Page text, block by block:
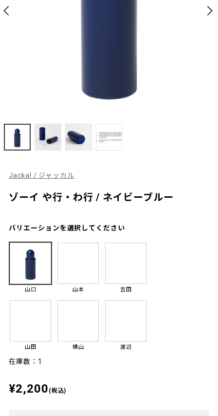
Jackal / ジャッカル
ゾーイ や行・わ行 / ネイビーブルー
バリエーションを選択してください
山口
山田
山本
横山
吉田
渡辺
在庫数：1
¥2,200 (税込)